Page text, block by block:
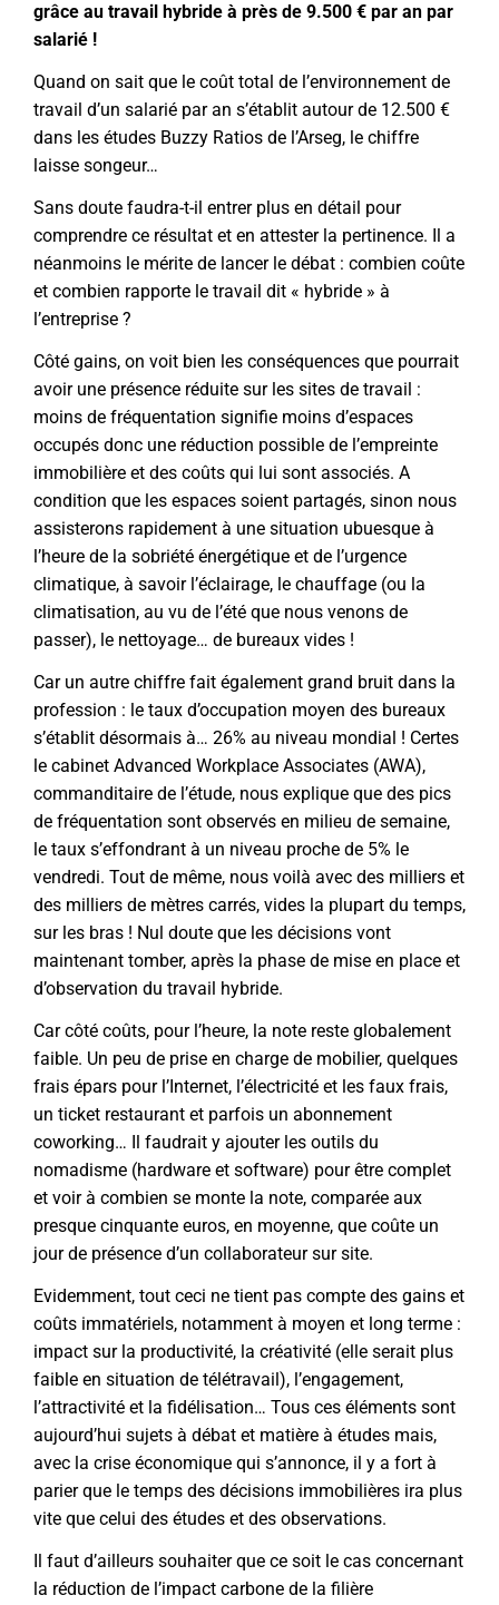
grâce au travail hybride à près de 9.500 € par an par
salarié !
Quand on sait que le coût total de l’environnement de
travail d’un salarié par an s’établit autour de 12.500 €
dans les études Buzzy Ratios de l’Arseg, le chiffre
laisse songeur…
Sans doute faudra-t-il entrer plus en détail pour
comprendre ce résultat et en attester la pertinence. Il a
néanmoins le mérite de lancer le débat : combien coûte
et combien rapporte le travail dit « hybride » à
l’entreprise ?
Côté gains, on voit bien les conséquences que pourrait
avoir une présence réduite sur les sites de travail :
moins de fréquentation signifie moins d’espaces
occupés donc une réduction possible de l’empreinte
immobilière et des coûts qui lui sont associés. A
condition que les espaces soient partagés, sinon nous
assisterons rapidement à une situation ubuesque à
l’heure de la sobriété énergétique et de l’urgence
climatique, à savoir l’éclairage, le chauffage (ou la
climatisation, au vu de l’été que nous venons de
passer), le nettoyage… de bureaux vides !
Car un autre chiffre fait également grand bruit dans la
profession : le taux d’occupation moyen des bureaux
s’établit désormais à… 26% au niveau mondial ! Certes
le cabinet Advanced Workplace Associates (AWA),
commanditaire de l’étude, nous explique que des pics
de fréquentation sont observés en milieu de semaine,
le taux s’effondrant à un niveau proche de 5% le
vendredi. Tout de même, nous voilà avec des milliers et
des milliers de mètres carrés, vides la plupart du temps,
sur les bras ! Nul doute que les décisions vont
maintenant tomber, après la phase de mise en place et
d’observation du travail hybride.
Car côté coûts, pour l’heure, la note reste globalement
faible. Un peu de prise en charge de mobilier, quelques
frais épars pour l’Internet, l’électricité et les faux frais,
un ticket restaurant et parfois un abonnement
coworking… Il faudrait y ajouter les outils du
nomadisme (hardware et software) pour être complet
et voir à combien se monte la note, comparée aux
presque cinquante euros, en moyenne, que coûte un
jour de présence d’un collaborateur sur site.
Evidemment, tout ceci ne tient pas compte des gains et
coûts immatériels, notamment à moyen et long terme :
impact sur la productivité, la créativité (elle serait plus
faible en situation de télétravail), l’engagement,
l’attractivité et la fidélisation… Tous ces éléments sont
aujourd’hui sujets à débat et matière à études mais,
avec la crise économique qui s’annonce, il y a fort à
parier que le temps des décisions immobilières ira plus
vite que celui des études et des observations.
Il faut d’ailleurs souhaiter que ce soit le cas concernant
la réduction de l’impact carbone de la filière